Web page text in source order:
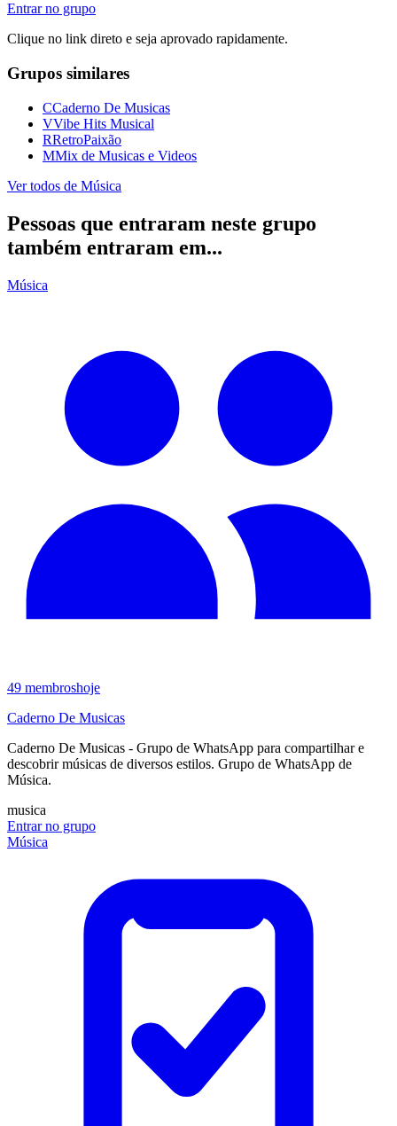
Entrar no grupo
Clique no link direto e seja aprovado rapidamente.
Grupos similares
CCaderno De Musicas
VVibe Hits Musical
RRetroPaixão
MMix de Musicas e Videos
Ver todos de Música
Pessoas que entraram neste grupo
também entraram em...
Música
49 membroshoje
Caderno De Musicas
Caderno De Musicas - Grupo de WhatsApp para compartilhar e
descobrir músicas de diversos estilos. Grupo de WhatsApp de
Música.
musica
Entrar no grupo
Música